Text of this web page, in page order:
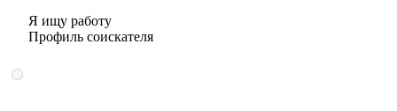
Я ищу работу
Профиль соискателя